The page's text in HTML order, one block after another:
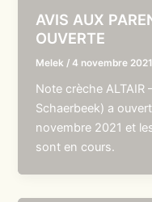
AVIS AUX
OUVERTE
Melek /4 novembre 2021
Note crèche ALTAIR
Schaerbeek) a
novembre 2021 et
sont en cours.